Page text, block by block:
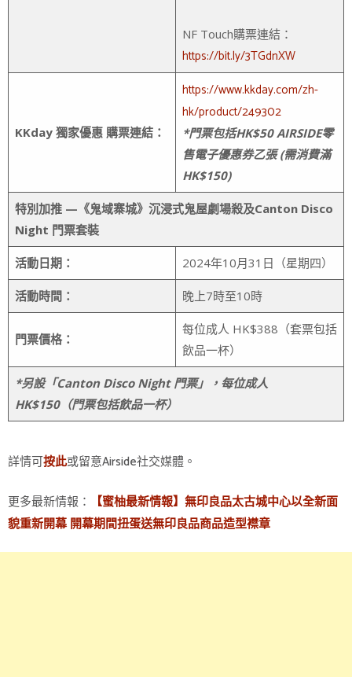
NF Touch購票連結：
https://bit.ly/3TGdnXW
KKday 獨家優惠 購票連結：
https://www.kkday.com/zh-
hk/product/249302
*門票包括HK$50 AIRSIDE零
售電子優惠券乙張 (需消費滿
HK$150)
特別加推 —《鬼域寨城》沉浸式鬼屋劇場殺及Canton Disco
Night 門票套裝
活動日期： 2024年10月31日（星期四）
活動時間： 晚上7時至10時
門票價格：
每位成人 HK$388（套票包括
飲品一杯）
*另設「Canton Disco Night 門票」，每位成人
HK$150（門票包括飲品一杯）
詳情可按此或留意Airside社交媒體。
更多最新情報：
【蜜柚最新情報】無印良品太古城中心以全新面
貌重新開幕 開幕期間扭蛋送無印良品商品造型襟章